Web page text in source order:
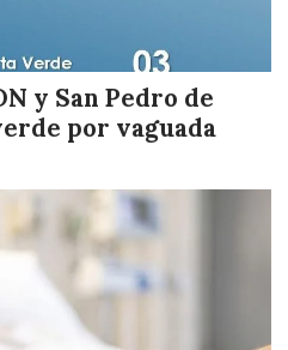
y San Pedro de
por vaguada